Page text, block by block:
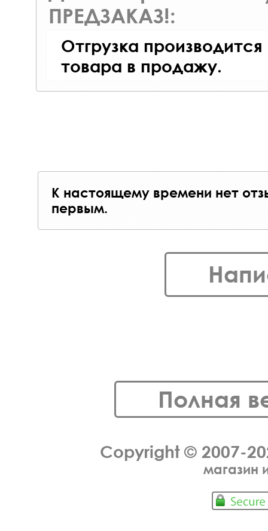
ПРЕДЗАКАЗ!:
Отгрузка
товара в продажу.
К настоящему времени нет
первым.
Полная
Copyright © 2007-
магазин